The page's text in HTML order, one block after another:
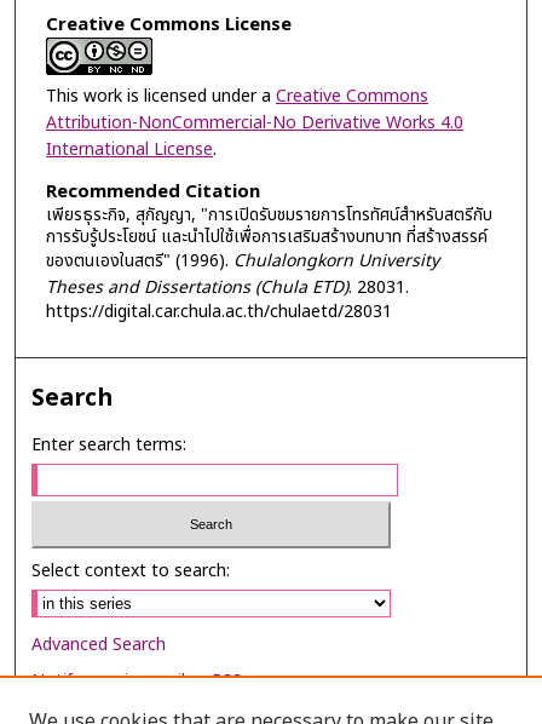
Creative Commons License
This work is licensed under a Creative Commons
Attribution-NonCommercial-No Derivative Works 4.0
International License.
Recommended Citation
เพียรธุระกิจ, สุกัญญา, "การเปิดรับชมรายการโทรทัศน์สำหรับสตรีกับ
การรับรู้ประโยชน์ และนำไปใช้เพื่อการเสริมสร้างบทบาท ที่สร้างสรรค์
ของตนเองในสตรี" (1996). Chulalongkorn University
Theses and Dissertations (Chula ETD). 28031.
https://digital.car.chula.ac.th/chulaetd/28031
Search
Enter search terms:
Select context to search:
Advanced Search
Notify me via email orRSS